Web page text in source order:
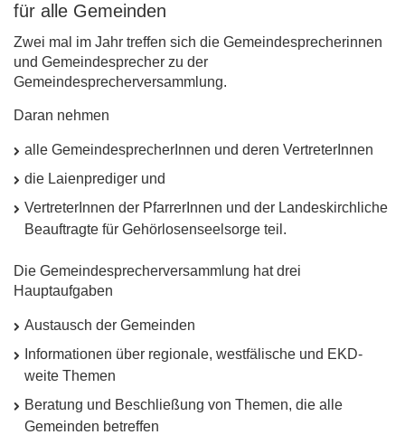
für alle Gemeinden
Zwei mal im Jahr treffen sich die Gemeindesprecherinnen
und Gemeindesprecher zu der
Gemeindesprecherversammlung.
Daran nehmen
alle GemeindesprecherInnen und deren VertreterInnen
die Laienprediger und
VertreterInnen der PfarrerInnen und der Landeskirchliche
Beauftragte für Gehörlosenseelsorge teil.
Die Gemeindesprecherversammlung hat drei
Hauptaufgaben
Austausch der Gemeinden
Informationen über regionale, westfälische und EKD-
weite Themen
Beratung und Beschließung von Themen, die alle
Gemeinden betreffen